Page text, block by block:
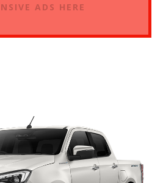
ADS HERE